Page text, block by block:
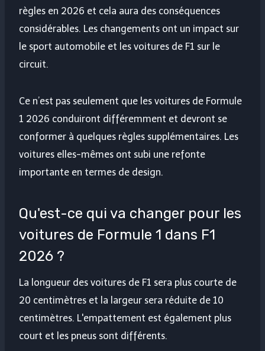
règles en 2026 et cela aura des conséquences
considérables. Les changements ont un impact sur
le sport automobile et les voitures de F1 sur le
circuit.
Ce n’est pas seulement que les voitures de Formule
1 2026 conduiront différemment et devront se
conformer à quelques règles supplémentaires. Les
voitures elles-mêmes ont subi une refonte
importante en termes de design.
Qu'est-ce qui va changer pour les
voitures de Formule 1 dans F1
2026 ?
La longueur des voitures de F1 sera plus courte de
20 centimètres et la largeur sera réduite de 10
centimètres. L'empattement est également plus
court et les pneus sont différents.